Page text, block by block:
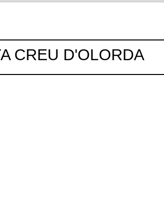
CREU D'OLORDA